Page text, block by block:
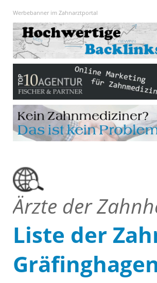
Werbebanner im Zahnarztportal
Ärzte der
Liste der